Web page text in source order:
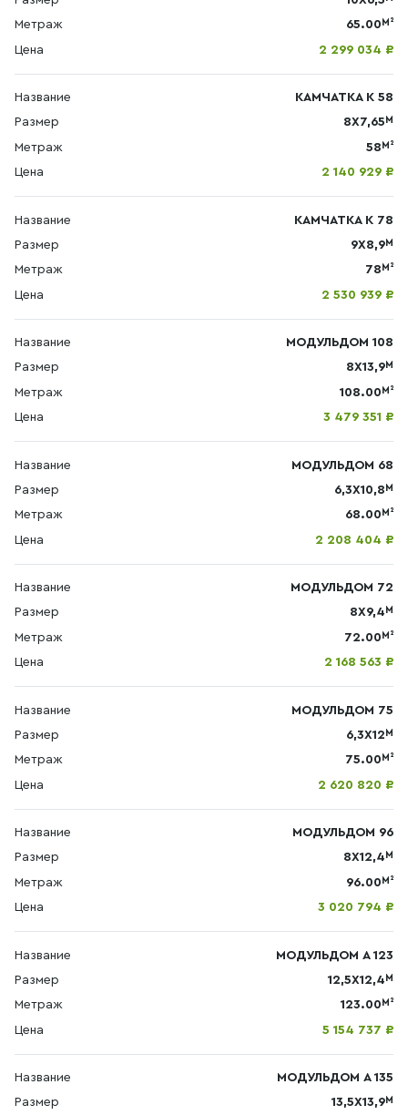
Метраж 65.00М²
Цена 2 299 034 ₽
Название
КАМЧАТКА К 58
Размер
8X7,65 М
Метраж 58М²
Цена 2 140 929 ₽
Название
КАМЧАТКА К 78
Размер
9X8,9М
Метраж 78М²
Цена 2 530 939 ₽
Название
МОДУЛЬДОМ 108
Размер
8X13,9М
Метраж 108.00М²
Цена 3 479 351 ₽
Название
МОДУЛЬДОМ 68
Размер
6,3Х10,8М
Метраж 68.00М²
Цена 2 208 404 ₽
Название
МОДУЛЬДОМ 72
Размер
8X9,4 М
Метраж 72.00М²
Цена 2 168 563 ₽
Название
МОДУЛЬДОМ 75
Размер
6,3X12М
Метраж 75.00М²
Цена 2 620 820 ₽
Название
МОДУЛЬДОМ 96
Размер
8X12,4 М
Метраж 96.00М²
Цена 3 020 794 ₽
Название
МОДУЛЬДОМ А 123
Размер
12,5X12,4М
Метраж 123.00М²
Цена 5 154 737 ₽
Название
МОДУЛЬДОМ А 135
Размер
13,5X13,9М